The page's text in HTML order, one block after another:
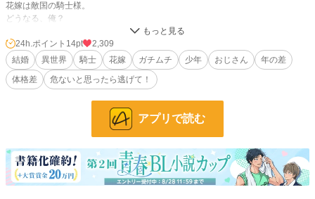
花嫁は敵国の騎士様。
どうなる、俺？
他サイトにも掲載。
小説 29,529 位 / 228,744 件
7,409 位 / 31,416 件
24h.ポイント 14 pt
文字数 202,968
24h.ポイント 14pt
2,309
結婚
異世界 騎士 花嫁 ガチムチ 少年 おじさん
年の差
体格差
危ないと思ったら逃げて！
アプリで読む